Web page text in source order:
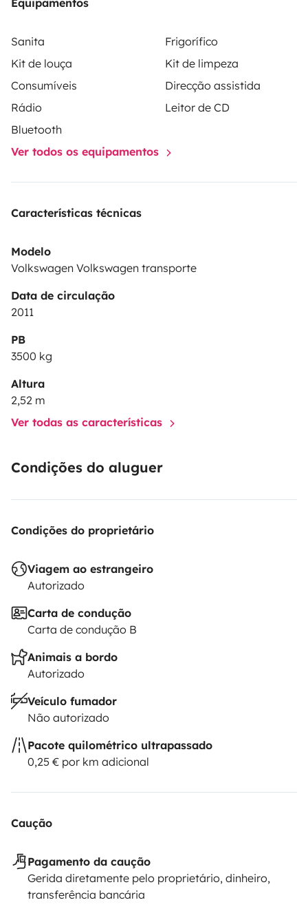
Equipamentos
Sanita
Frigorífico
Kit de louça
Kit de limpeza
Consumíveis
Direcção assistida
Rádio
Leitor de CD
Bluetooth
Ver todos os equipamentos
Características técnicas
Modelo
Volkswagen Volkswagen transporte
Data de circulação
2011
PB
3500 kg
Altura
2,52 m
Ver todas as características
Condições do aluguer
Condições do proprietário
Viagem ao estrangeiro
Autorizado
Carta de condução
Carta de condução B
Animais a bordo
Autorizado
Veículo fumador
Não autorizado
Pacote quilométrico ultrapassado
0,25 € por km adicional
Caução
Pagamento da caução
Gerida diretamente pelo proprietário, dinheiro,
transferência bancária